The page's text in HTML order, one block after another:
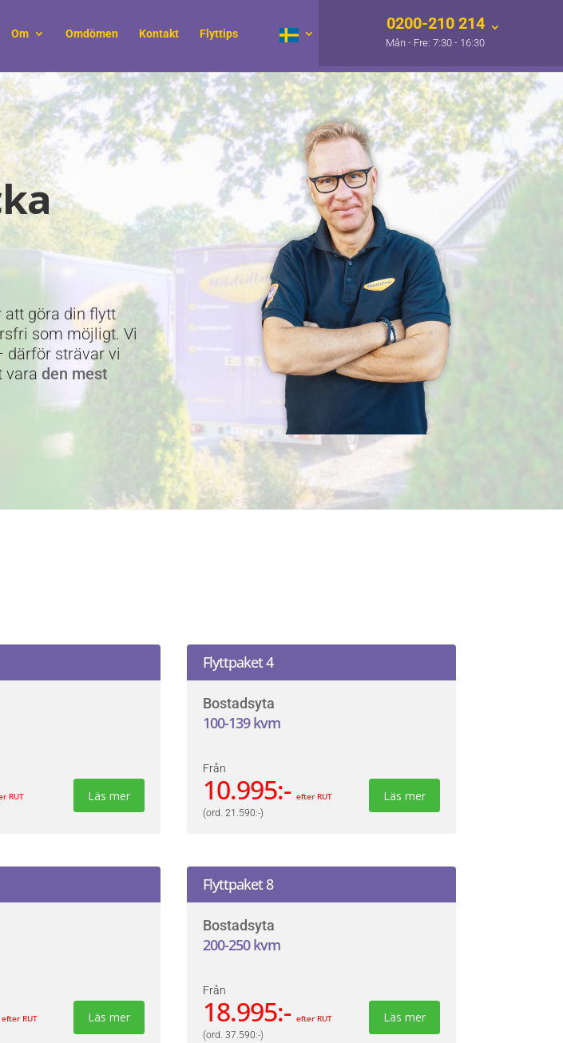
Om Omdömen Kontakt
0200-210 214
Flyttips
att göra din flytt
som möjligt. Vi
därför strävar vi
varaden mest
RUT Läs mer
Flyttpaket 4
Bostadsyta
100-139 kvm
Från
10.995:- efter RUT Läs mer
(ord. 21.590:-)
efter RUT Läs mer
Flyttpaket 8
Bostadsyta
200-250 kvm
Från
18.995:- efter RUT Läs mer
(ord. 37.590:-)